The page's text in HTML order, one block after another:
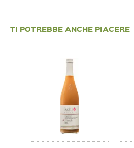
TI POTREBBE ANCHE PIACERE